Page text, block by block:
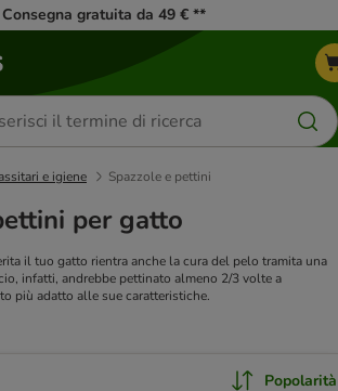
Consegna gratuita da 49 € **
e igiene Spazzole e pettini
per gatto
il tuo gatto rientra anche la cura del pelo tramita una
infatti, andrebbe pettinato almeno 2/3 volte a
più adatto alle sue caratteristiche.
Popolarità